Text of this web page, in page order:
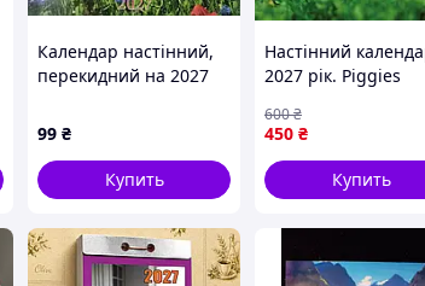
Календар настінний,
перекидний на 2027
99 ₴
Купить
Настінний
2027 рік. Piggies
450 ₴
600₴
Купить